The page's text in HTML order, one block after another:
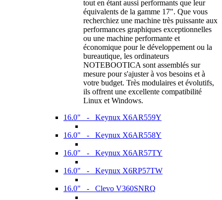
tout en étant aussi performants que leur
équivalents de la gamme 17". Que vous
recherchiez une machine très puissante aux
performances graphiques exceptionnelles
ou une machine performante et
économique pour le développement ou la
bureautique, les ordinateurs
NOTEBOOTICA sont assemblés sur
mesure pour s'ajuster à vos besoins et à
votre budget. Très modulaires et évolutifs,
ils offrent une excellente compatibilité
Linux et Windows.
16.0" - Keynux X6AR559Y
16.0" - Keynux X6AR558Y
16.0" - Keynux X6AR57TY
16.0" - Keynux X6RP57TW
16.0" - Clevo V360SNRQ